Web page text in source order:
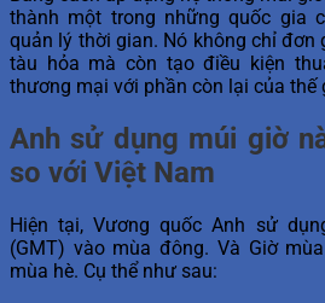
thành một trong những quốc gia
quản lý thời gian. Nó không chỉ đơn
tàu hỏa mà còn tạo điều kiện
thương mại với phần còn lại của thế
Anh sử dụng múi giờ
so với Việt Nam
Hiện tại, Vương quốc Anh sử
(GMT) vào mùa đông. Và Giờ
mùa hè. Cụ thể như sau: